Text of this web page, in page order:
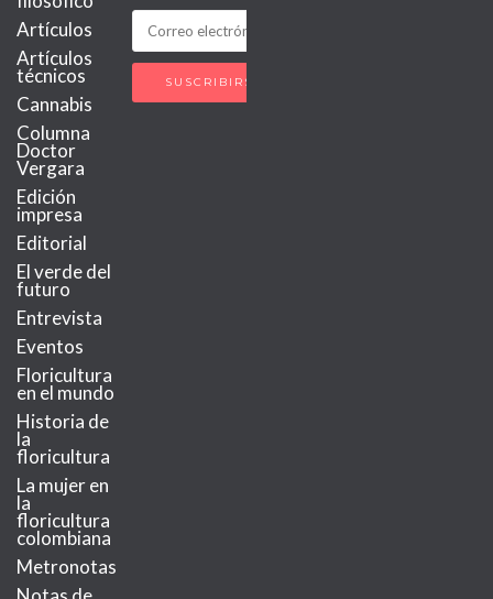
Artículos
Artículos
técnicos
Cannabis
Columna
Doctor
Vergara
Edición
impresa
Editorial
El verde del
futuro
Entrevista
Eventos
Floricultura
en el mundo
Historia de
la
floricultura
La mujer en
la
floricultura
colombiana
Metronotas